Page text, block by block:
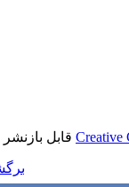
نسخه ها